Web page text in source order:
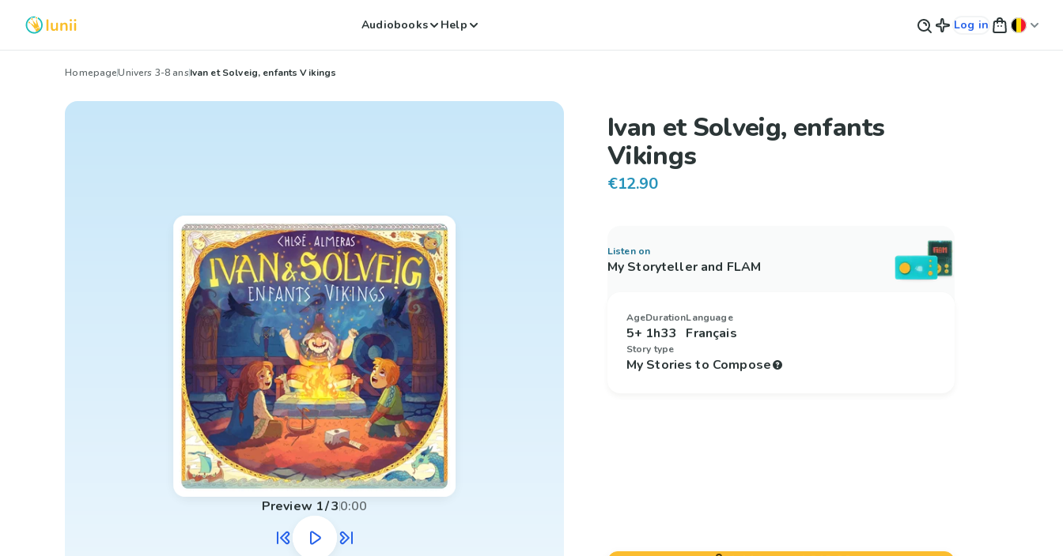
Audiobooks Help Log in
HomepageUnivers 3-8 ansIvan et Solveig, enfants Vikings
Preview 1/30:00
Ivan et Solveig, enfants
Vikings
€12.90
Listen on
My Storyteller and FLAM
Age
5+
Duration
1h33
Language
Français
Story type
My Stories to Compose